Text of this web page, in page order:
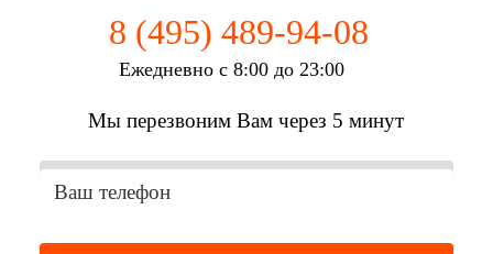
8 (495) 489-94-08
Ежедневно с 8:00 до 23:00
Мы перезвоним Вам через 5 минут